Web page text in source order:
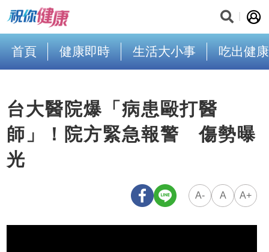
首頁 健康即時 生活大小事 吃出健康
台大醫院爆「病患毆打醫
師」！院方緊急報警 傷勢曝
光
A- A A+